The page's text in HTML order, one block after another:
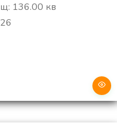
136.00 кв